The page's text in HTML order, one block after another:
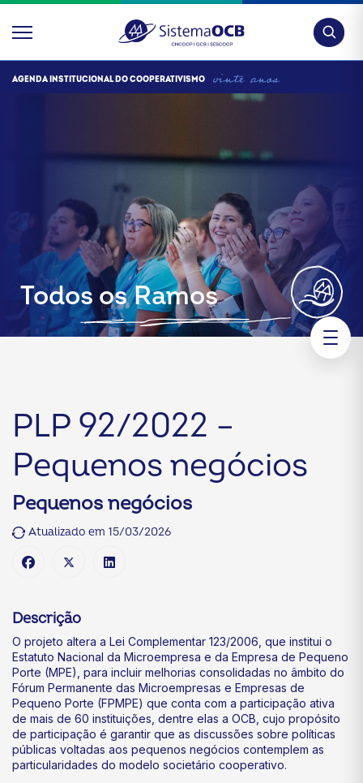
AGENDA INSTITUCIONAL DO COOPERATIVISMO
Todos os Ramos
PLP 92/2022 –
Pequenos negócios
Pequenos negócios
Atualizado em 15/03/2026
Descrição
O projeto altera a Lei Complementar 123/2006, que institui o
Estatuto Nacional da Microempresa e da Empresa de Pequeno
Porte (MPE), para incluir melhorias consolidadas no âmbito do
Fórum Permanente das Microempresas e Empresas de
Pequeno Porte (FPMPE) que conta com a participação ativa
de mais de 60 instituições, dentre elas a OCB, cujo propósito
de participação é garantir que as discussões sobre políticas
públicas voltadas aos pequenos negócios contemplem as
particularidades do modelo societário cooperativo.